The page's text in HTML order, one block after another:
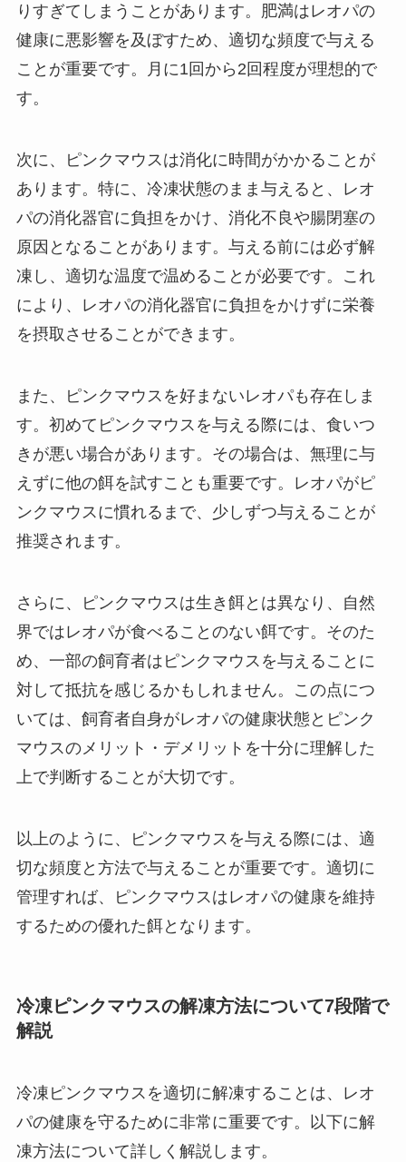
りすぎてしまうことがあります。肥満はレオパの
健康に悪影響を及ぼすため、適切な頻度で与える
ことが重要です。月に1回から2回程度が理想的で
す。
次に、ピンクマウスは消化に時間がかかることが
あります。特に、冷凍状態のまま与えると、レオ
パの消化器官に負担をかけ、消化不良や腸閉塞の
原因となることがあります。与える前には必ず解
凍し、適切な温度で温めることが必要です。これ
により、レオパの消化器官に負担をかけずに栄養
を摂取させることができます。
また、ピンクマウスを好まないレオパも存在しま
す。初めてピンクマウスを与える際には、食いつ
きが悪い場合があります。その場合は、無理に与
えずに他の餌を試すことも重要です。レオパがピ
ンクマウスに慣れるまで、少しずつ与えることが
推奨されます。
さらに、ピンクマウスは生き餌とは異なり、自然
界ではレオパが食べることのない餌です。そのた
め、一部の飼育者はピンクマウスを与えることに
対して抵抗を感じるかもしれません。この点につ
いては、飼育者自身がレオパの健康状態とピンク
マウスのメリット・デメリットを十分に理解した
上で判断することが大切です。
以上のように、ピンクマウスを与える際には、適
切な頻度と方法で与えることが重要です。適切に
管理すれば、ピンクマウスはレオパの健康を維持
するための優れた餌となります。
冷凍ピンクマウスの解凍方法について7段階で
解説
冷凍ピンクマウスを適切に解凍することは、レオ
パの健康を守るために非常に重要です。以下に解
凍方法について詳しく解説します。